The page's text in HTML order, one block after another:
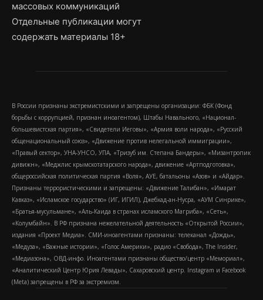
массовых коммуникаций
Отдельные публикации могут
содержать материалы 18+
В России признаны экстремистскими и запрещены организации: ФБК (Фонд
борьбы с коррупцией, признан иноагентом), Штабы Навального, «Национал-
большевистская партия», «Свидетели Иеговы», «Армия воли народа», «Русский
общенациональный союз», «Движение против нелегальной иммиграции»,
«Правый сектор», УНА-УНСО, УПА, «Тризуб им. Степана Бандеры», «Мизантропик
дивижн», «Меджлис крымскотатарского народа», движение «Артподготовка»,
общероссийская политическая партия «Воля», АУЕ, батальоны «Азов» и «Айдар».
Признаны террористическими и запрещены: «Движение Талибан», «Имарат
Кавказ», «Исламское государство» (ИГ, ИГИЛ), Джебхад-ан-Нусра, «АУМ Синрике»,
«Братья-мусульмане», «Аль-Каида в странах исламского Магриба», «Сеть»,
«Колумбайн». В РФ признана нежелательной деятельность «Открытой России»,
издания «Проект Медиа». СМИ-иноагентами признаны: телеканал «Дождь»,
«Медуза», «Важные истории», «Голос Америки», радио «Свобода», The Insider,
«Медиазона», ОВД-инфо. Иноагентами признаны общество/центр «Мемориал»,
«Аналитический Центр Юрия Левады», Сахаровский центр. Instagram и Facebook
(Metа) запрещены в РФ за экстремизм.